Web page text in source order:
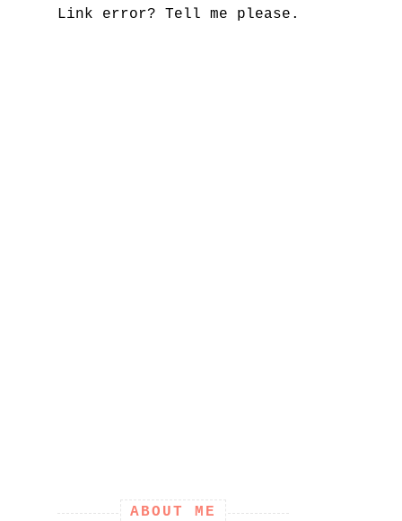
Link error? Tell me please.
ABOUT ME